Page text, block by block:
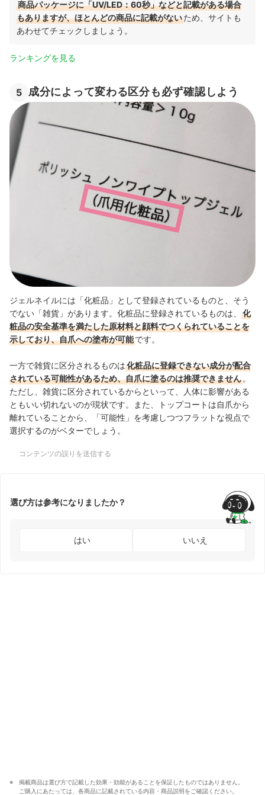
商品パッケージに「UV/LED：60秒」などと記載がある場合
もありますが、ほとんどの商品に記載がないため、サイトも
あわせてチェックしましょう。
ランキングを見る
5 成分によって変わる区分も必ず確認しよう
ジェルネイルには「化粧品」として登録されているものと、そう
でない「雑貨」があります。 化粧品に登録されているものは、
化
粧品の安全基準を満たした原材料と顔料でつくられていることを
示しており、自爪への塗布が可能です。
一方で雑貨に区分されるものは化粧品に登録できない成分が配合
されている可能性があるため、自爪に塗るのは推奨できません 。
ただし、 雑貨に区分されているからといって、人体に影響がある
ともいい切れないのが現状です。また、トップコートは自爪から
離れていることから、「可能性」を考慮しつつフラットな視点で
選択するのがベターでしょう。
コンテンツの誤りを送信する
選び方は参考になりましたか？
はい いいえ
掲載商品は選び方で記載した効果・効能があることを保証したものではありません。
ご購入にあたっては、各商品に記載されている内容・商品説明をご確認ください。